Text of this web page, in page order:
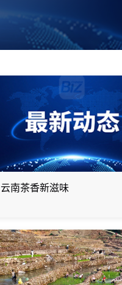
云南茶香新滋味